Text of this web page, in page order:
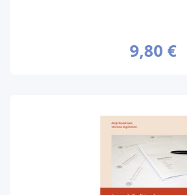
9,80 €